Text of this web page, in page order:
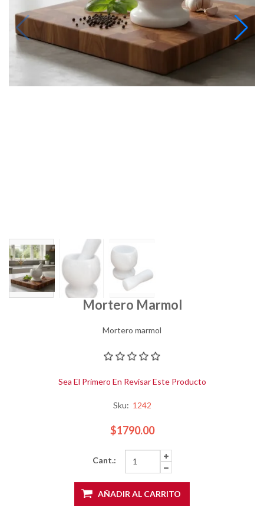
Mortero Marmol
Mortero marmol
Sea El Primero En Revisar Este Producto
Sku: 1242
$1790.00
Cant.:
AÑADIR AL CARRITO